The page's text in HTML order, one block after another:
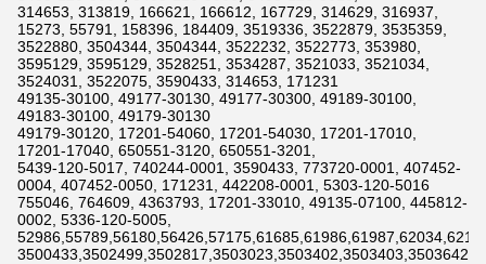
314653, 313819, 166621, 166612, 167729, 314629, 316937,
15273, 55791, 158396, 184409, 3519336, 3522879, 3535359,
3522880, 3504344, 3504344, 3522232, 3522773, 353980,
3595129, 3595129, 3528251, 3534287, 3521033, 3521034,
3524031, 3522075, 3590433, 314653, 171231
49135-30100, 49177-30130, 49177-30300, 49189-30100,
49183-30100, 49179-30130
49179-30120, 17201-54060, 17201-54030, 17201-17010,
17201-17040, 650551-3120, 650551-3201,
5439-120-5017, 740244-0001, 3590433, 773720-0001, 407452-
0004, 407452-0050, 171231, 442208-0001, 5303-120-5016
755046, 764609, 4363793, 17201-33010, 49135-07100, 445812-
0002, 5336-120-5005,